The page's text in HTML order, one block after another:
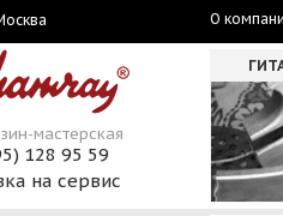
О
мастерская
128 95 59
на сервис